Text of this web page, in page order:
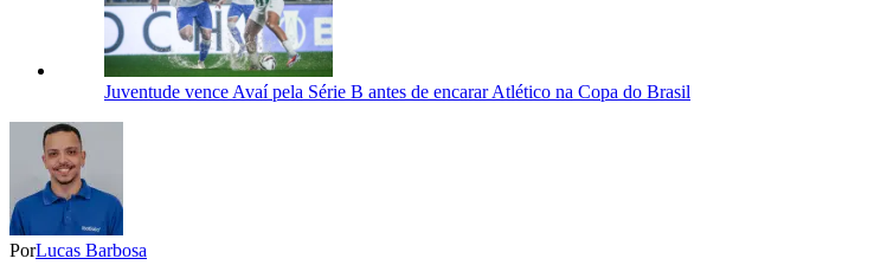
Juventude vence Avaí pela Série B antes de encarar Atlético na Copa do Brasil
PorLucas Barbosa